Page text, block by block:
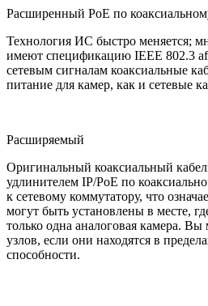
Расширенный PoE по
Технология ИС быстро меняется;
имеют спецификацию IEEE 802.3
сетевым сигналам коаксиальные
питание для камер, как и сетевые
Расширяемый
Оригинальный коаксиальный
удлинителем IP/PoE по
к сетевому коммутатору, что
могут быть установлены в месте,
только одна аналоговая камера.
узлов, если они находятся в
способности.